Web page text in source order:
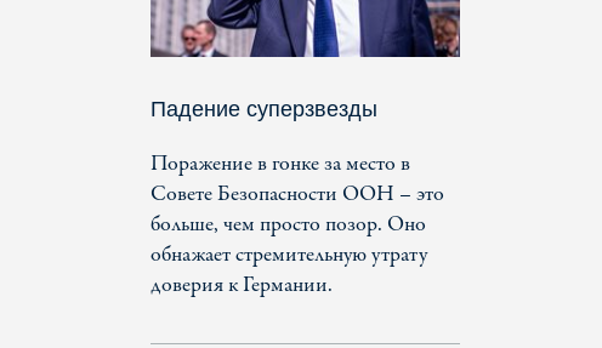
Падение суперзвезды
Поражение в гонке за место в
Совете Безопасности ООН – это
больше, чем просто позор. Оно
обнажает стремительную утрату
доверия к Германии.